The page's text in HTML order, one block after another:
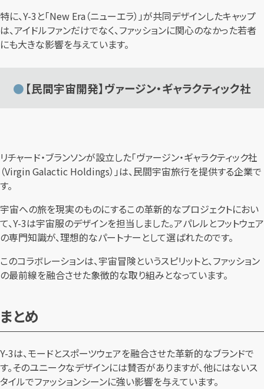
特に、Y-3と「New Era（ニューエラ）」が共同デザインしたキャップ
は、アイドルファンだけでなく、ファッションに関心のなかった若者
にも大きな影響を与えています。
【民間宇宙開発】ヴァージン・ギャラクティック社
リチャード・ブランソンが設立した「ヴァージン・ギャラクティック社
（Virgin Galactic Holdings）」は、民間宇宙旅行を提供する企業で
す。
宇宙への旅を現実のものにするこの革新的なプロジェクトにおい
て、Y-3は宇宙服のデザインを担当しました。アパレルとフットウェア
の専門知識が、理想的なパートナーとして選ばれたのです。
このコラボレーションは、宇宙冒険というスピリットと、ファッション
の最前線を融合させた象徴的な取り組みとなっています。
まとめ
Y-3は、モードとスポーツウェアを融合させた革新的なブランドで
す。そのユニークなデザインには賛否がありますが、他にはないス
タイルでファッションシーンに強い影響を与えています。